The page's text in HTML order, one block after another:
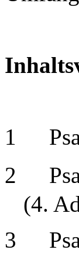
1
2
(4.
3